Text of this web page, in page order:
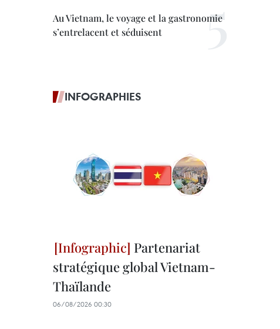
Au Vietnam, le voyage et la gastronomie
s’entrelacent et séduisent
INFOGRAPHIES
Partenariat
stratégique global Vietnam-
Thaïlande
06/08/2026 00:30